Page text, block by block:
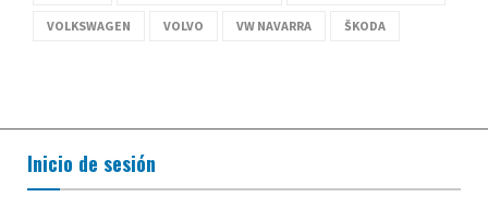
VOLKSWAGEN VOLVO VW NAVARRA ŠKODA
Inicio de sesión